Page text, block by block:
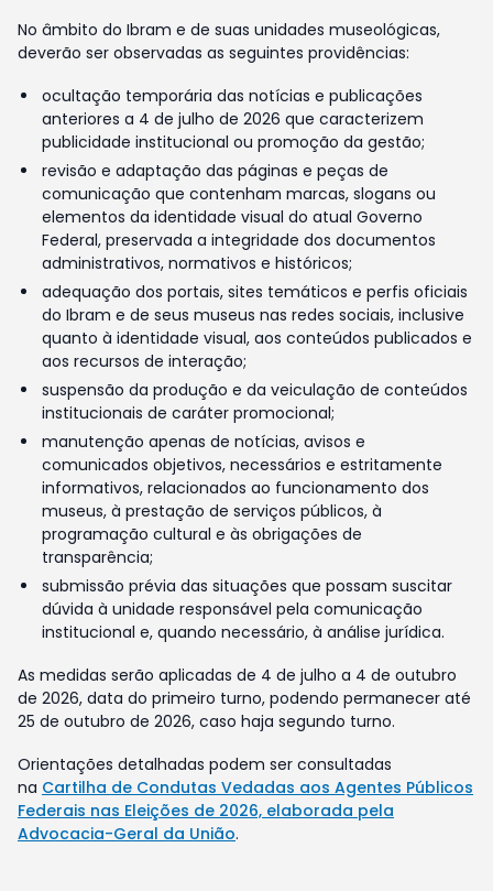
No âmbito do Ibram e de suas unidades museológicas,
deverão ser observadas as seguintes providências:
ocultação temporária das notícias e publicações
anteriores a 4 de julho de 2026 que caracterizem
publicidade institucional ou promoção da gestão;
revisão e adaptação das páginas e peças de
comunicação que contenham marcas, slogans ou
elementos da identidade visual do atual Governo
Federal, preservada a integridade dos documentos
administrativos, normativos e históricos;
adequação dos portais, sites temáticos e perfis oficiais
do Ibram e de seus museus nas redes sociais, inclusive
quanto à identidade visual, aos conteúdos publicados e
aos recursos de interação;
suspensão da produção e da veiculação de conteúdos
institucionais de caráter promocional;
manutenção apenas de notícias, avisos e
comunicados objetivos, necessários e estritamente
informativos, relacionados ao funcionamento dos
museus, à prestação de serviços públicos, à
programação cultural e às obrigações de
transparência;
submissão prévia das situações que possam suscitar
dúvida à unidade responsável pela comunicação
institucional e, quando necessário, à análise jurídica.
As medidas serão aplicadas de 4 de julho a 4 de outubro
de 2026, data do primeiro turno, podendo permanecer até
25 de outubro de 2026, caso haja segundo turno.
Orientações detalhadas podem ser consultadas
na Cartilha de Condutas Vedadas aos Agentes Públicos
Federais nas Eleições de 2026, elaborada pela
Advocacia-Geral da União.